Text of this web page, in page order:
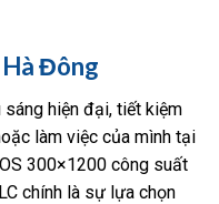
Đông
hiện đại, tiết kiệm
làm việc của mình tại
300×1200 công suất
chính là sự lựa chọn